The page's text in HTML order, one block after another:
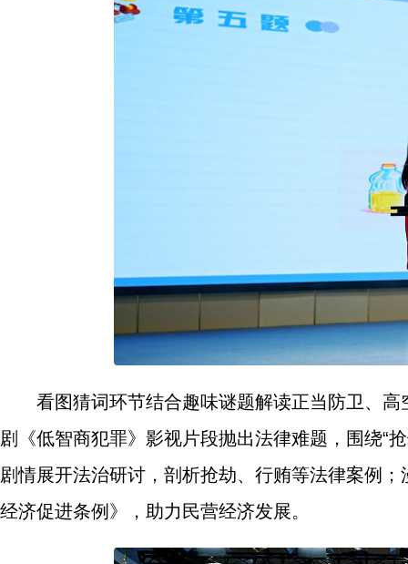
看图猜词环节结合趣味谜题解读正当防卫、
剧《低智商犯罪》影视片段抛出法律难题，围绕“
剧情展开法治研讨，剖析抢劫、行贿等法律案例
经济促进条例》，助力民营经济发展。